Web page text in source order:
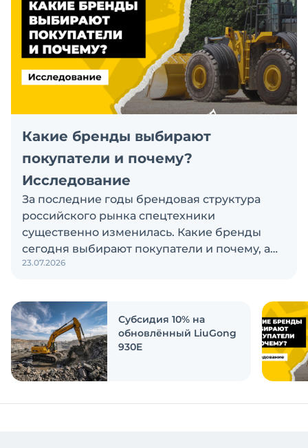
Какие бренды выбирают
покупатели и почему?
Исследование
За последние годы брендовая структура
российского рынка спецтехники
существенно изменилась. Какие бренды
сегодня выбирают покупатели и почему, а
также кого считают лидерами рынка?
ответить на эти вопросы
23.07.2026
Субсидия 10% на
обновлённый LiuGong
930E